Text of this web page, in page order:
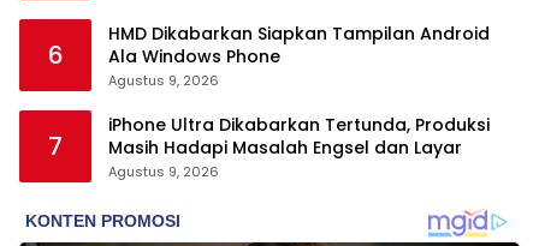
6
HMD Dikabarkan Siapkan Tampilan Android
Ala Windows Phone
Agustus 9, 2026
7
iPhone Ultra Dikabarkan Tertunda, Produksi
Masih Hadapi Masalah Engsel dan Layar
Agustus 9, 2026